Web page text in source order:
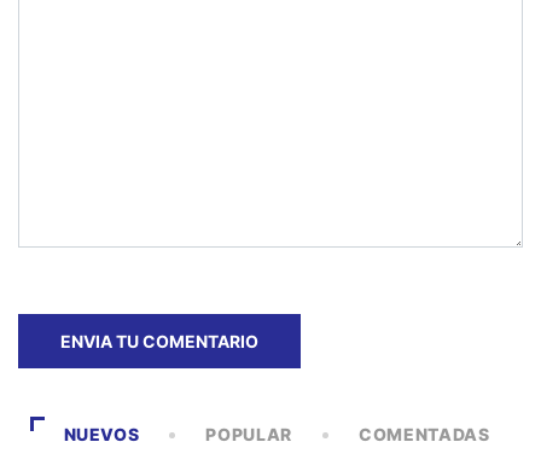
NUEVOS POPULAR COMENTADAS